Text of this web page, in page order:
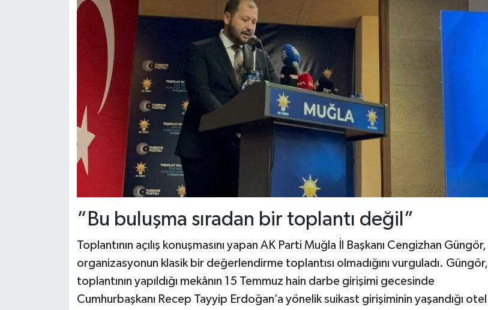
“Bu buluşma sıradan bir toplantı değil”
Toplantının açılış konuşmasını yapan AK Parti Muğla İl Başkanı Cengizhan Güngör,
organizasyonun klasik bir değerlendirme toplantısı olmadığını vurguladı. Güngör,
toplantının yapıldığı mekânın 15 Temmuz hain darbe girişimi gecesinde
Cumhurbaşkanı Recep Tayyip Erdoğan’a yönelik suikast girişiminin yaşandığı otel